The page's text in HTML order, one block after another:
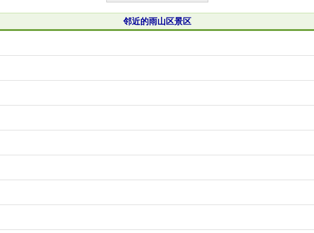
邻近的雨山区景区